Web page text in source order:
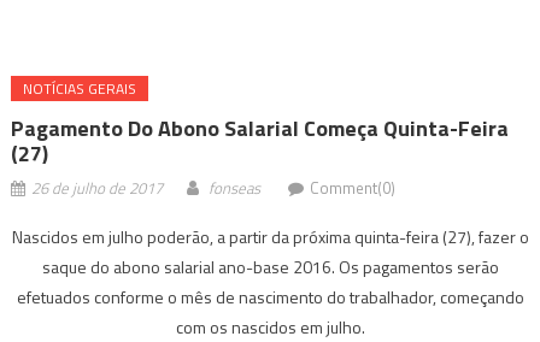
NOTÍ­CIAS GERAIS
Pagamento Do Abono Salarial Começa Quinta-Feira
(27)
26 de julho de 2017 fonseas Comment(0)
Nascidos em julho poderão, a partir da próxima quinta-feira (27), fazer o
saque do abono salarial ano-base 2016. Os pagamentos serão
efetuados conforme o mês de nascimento do trabalhador, começando
com os nascidos em julho.